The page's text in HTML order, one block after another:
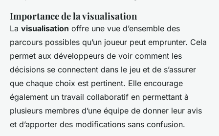
Importance de la visualisation
La visualisation offre une vue d’ensemble des
parcours possibles qu’un joueur peut emprunter. Cela
permet aux développeurs de voir comment les
décisions se connectent dans le jeu et de s’assurer
que chaque choix est pertinent. Elle encourage
également un travail collaboratif en permettant à
plusieurs membres d’une équipe de donner leur avis
et d’apporter des modifications sans confusion.